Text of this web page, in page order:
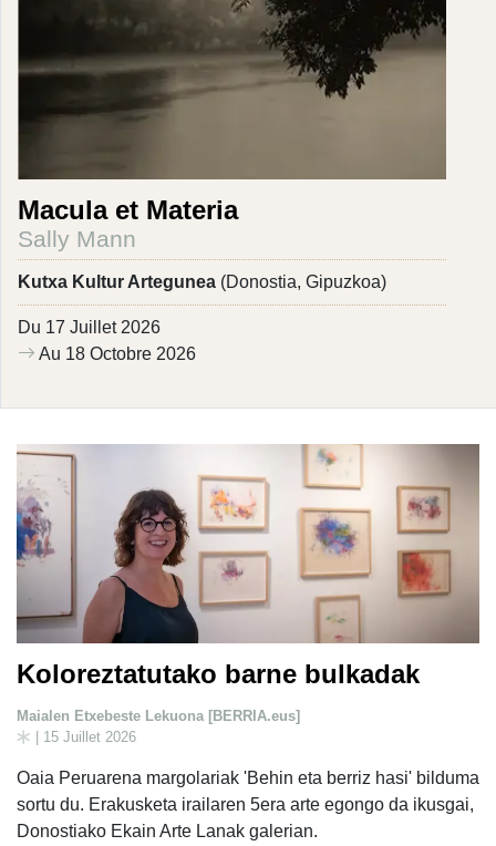
Macula et Materia
Sally Mann
Kutxa Kultur Artegunea (Donostia, Gipuzkoa)
Du 17 Juillet 2026
Au 18 Octobre 2026
Koloreztatutako barne bulkadak
Maialen Etxebeste Lekuona [BERRIA.eus]
| 15 Juillet 2026
Oaia Peruarena margolariak 'Behin eta berriz hasi' bilduma
sortu du. Erakusketa irailaren 5era arte egongo da ikusgai,
Donostiako Ekain Arte Lanak galerian.